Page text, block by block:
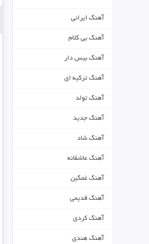
آهنگ ایرانی
آهنگ بی کلام
آهنگ بیس دار
آهنگ ترکیه ای
آهنگ تولد
آهنگ جدید
آهنگ شاد
آهنگ عاشقانه
آهنگ غمگین
آهنگ قدیمی
آهنگ کردی
آهنگ هندی